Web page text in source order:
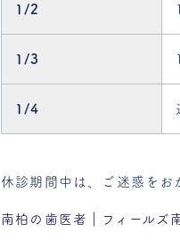
1/2
1/3
1/4
休診期間中は、ご迷惑をお
南柏の歯医者｜フィールズ